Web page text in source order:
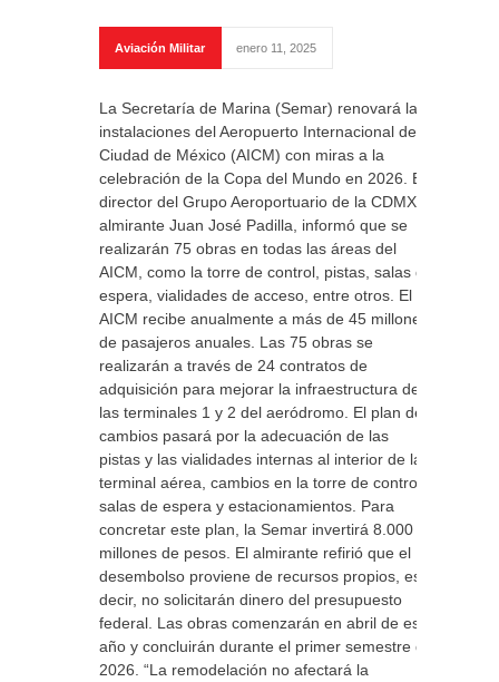
Aviación Militar enero 11, 2025
La Secretaría de Marina (Semar) renovará las
instalaciones del Aeropuerto Internacional de la
Ciudad de México (AICM) con miras a la
celebración de la Copa del Mundo en 2026. El
director del Grupo Aeroportuario de la CDMX el
almirante Juan José Padilla, informó que se
realizarán 75 obras en todas las áreas del
AICM, como la torre de control, pistas, salas de
espera, vialidades de acceso, entre otros. El
AICM recibe anualmente a más de 45 millones
de pasajeros anuales. Las 75 obras se
realizarán a través de 24 contratos de
adquisición para mejorar la infraestructura de
las terminales 1 y 2 del aeródromo. El plan de
cambios pasará por la adecuación de las
pistas y las vialidades internas al interior de la
terminal aérea, cambios en la torre de control,
salas de espera y estacionamientos. Para
concretar este plan, la Semar invertirá 8.000
millones de pesos. El almirante refirió que el
desembolso proviene de recursos propios, es
decir, no solicitarán dinero del presupuesto
federal. Las obras comenzarán en abril de este
año y concluirán durante el primer semestre de
2026. “La remodelación no afectará la